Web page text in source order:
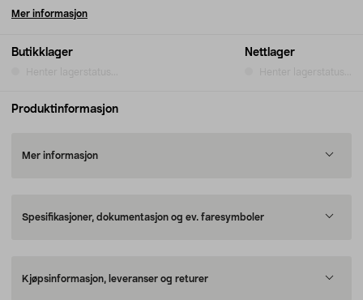
Butikklager
Henter lagerstatus...
Nettlager
Henter lagerstatus...
Mer informasjon
Produktinformasjon
Mer informasjon
Spesifikasjoner, dokumentasjon og ev. faresymboler
Kjøpsinformasjon, leveranser og returer